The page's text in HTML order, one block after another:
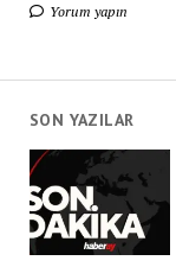
Yorum yapın
SON YAZILAR